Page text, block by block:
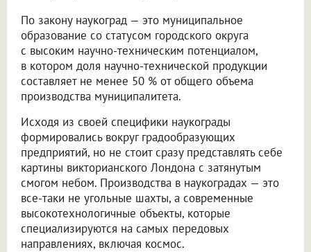
По закону наукоград — это муниципальное
образование со статусом городского округа
с высоким научно-техническим потенциалом,
в котором доля научно-технической продукции
составляет не менее 50 % от общего объема
производства муниципалитета.
Исходя из своей специфики наукограды
формировались вокруг градообразующих
предприятий, но не стоит сразу представлять себе
картины викторианского Лондона с затянутым
смогом небом. Производства в наукоградах — это
все-таки не угольные шахты, а современные
высокотехнологичные объекты, которые
специализируются на самых передовых
направлениях, включая космос.